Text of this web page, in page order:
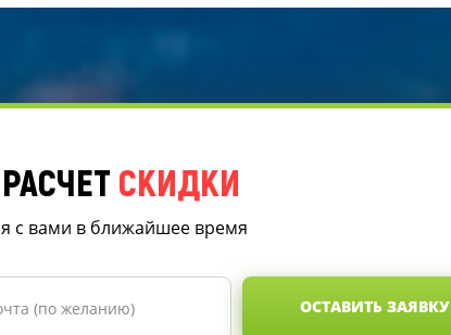
СКИДКИ
с вами в ближайшее время
ОСТАВИТЬ ЗАЯВКУ